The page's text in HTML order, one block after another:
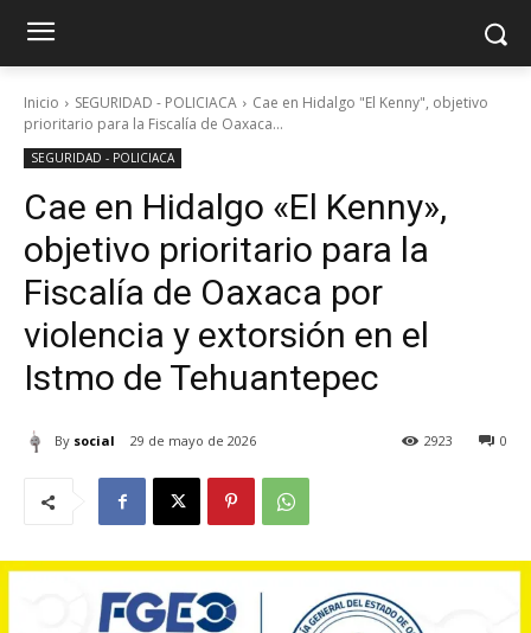
Inicio SEGURIDAD - POLICIACA
Cae en Hidalgo "El Kenny", objetivo
prioritario para la Fiscalía de Oaxaca...
SEGURIDAD - POLICIACA
Cae en Hidalgo «El Kenny»,
objetivo prioritario para la
Fiscalía de Oaxaca por
violencia y extorsión en el
Istmo de Tehuantepec
By social 29 de mayo de 2026 0
2923